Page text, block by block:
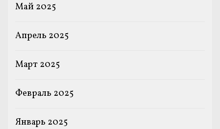
Май 2025
Апрель 2025
Март 2025
Февраль 2025
Январь 2025